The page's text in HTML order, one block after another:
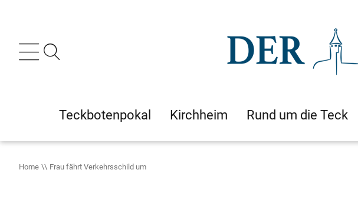
Teckbotenpokal Kirchheim Rund um die Teck
Home Frau fährt Verkehrsschild um